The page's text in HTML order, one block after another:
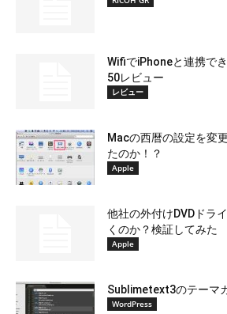
WifiでiPhoneと連携で
50レビュー
レビュー
Macの西暦の設定を変
たのか！？
Apple
他社の外付けDVDドラ
くのか？検証してみた
Apple
Sublimetext3のテーマ
WordPress